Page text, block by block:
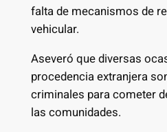
falta de mecanismos de
vehicular.
Aseveró que diversas
procedencia extranjera
criminales para cometer
las comunidades.